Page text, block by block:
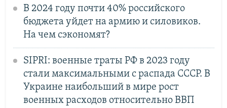
В 2024 году почти 40% российского
бюджета уйдет на армию и силовиков.
На чем сэкономят?
SIPRI: военные траты РФ в 2023 году
стали максимальными с распада СССР. В
Украине наибольший в мире рост
военных расходов относительно ВВП